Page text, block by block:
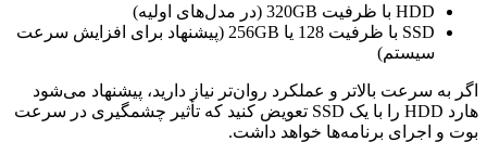
HDD با ظرفیت 320GB (در مدل‌های اولیه)
SSD با ظرفیت 128 یا 256GB (پیشنهاد برای افزایش سرعت
سیستم)
اگر به سرعت بالاتر و عملکرد روان‌تر نیاز دارید، پیشنهاد می‌شود
هارد HDD را با یک SSD تعویض کنید که تأثیر چشمگیری در سرعت
بوت و اجرای برنامه‌ها خواهد داشت.